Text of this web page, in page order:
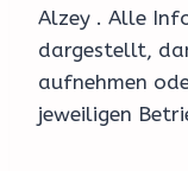
Alzey . Alle
dargestellt,
aufnehmen
jeweiligen